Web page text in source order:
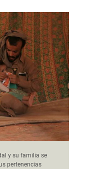
y su familia se
pertenencias